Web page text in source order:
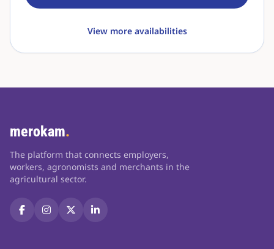
View more availabilities
merokam.
The platform that connects employers,
workers, agronomists and merchants in the
agricultural sector.